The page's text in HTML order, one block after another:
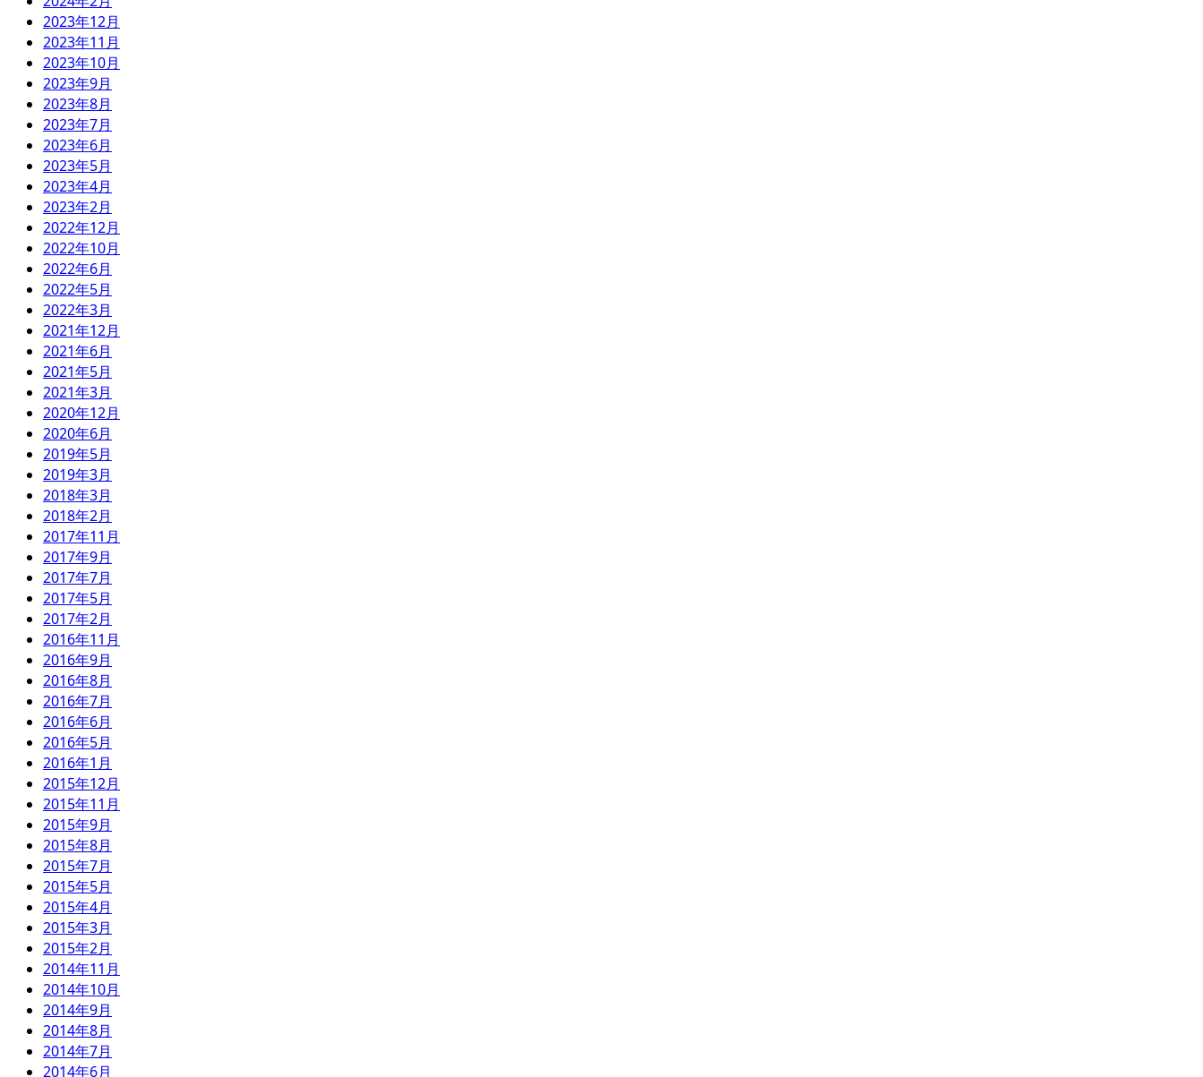
2023年12月
2023年11月
2023年10月
2023年9月
2023年8月
2023年7月
2023年6月
2023年5月
2023年4月
2023年2月
2022年12月
2022年10月
2022年6月
2022年5月
2022年3月
2021年12月
2021年6月
2021年5月
2021年3月
2020年12月
2020年6月
2019年5月
2019年3月
2018年3月
2018年2月
2017年11月
2017年9月
2017年7月
2017年5月
2017年2月
2016年11月
2016年9月
2016年8月
2016年7月
2016年6月
2016年5月
2016年1月
2015年12月
2015年11月
2015年9月
2015年8月
2015年7月
2015年5月
2015年4月
2015年3月
2015年2月
2014年11月
2014年10月
2014年9月
2014年8月
2014年7月
2014年6月